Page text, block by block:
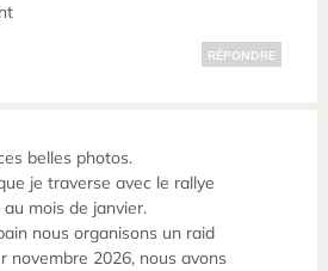
RÉPONDRE
belles photos.
je traverse avec le rallye
mois de janvier.
nous organisons un raid
novembre 2026, nous avons